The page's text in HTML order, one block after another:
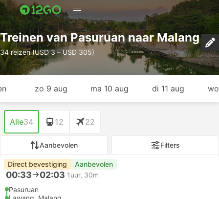
Treinen van Pasuruan naar Malang
34 reizen (USD 3 – USD 305)
zo 9 aug ma 10 aug di 11 aug
Alle34 12 22
Aanbevolen Filters
Direct bevestiging Aanbevolen
00:33 02:03 1uur, 30m
Pasuruan